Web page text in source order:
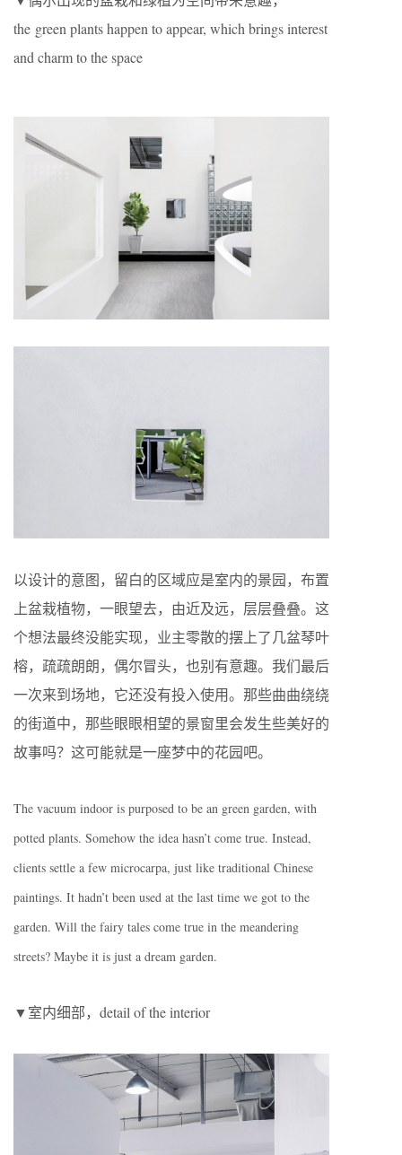
the green plants happen to appear, which brings interest
and charm to the space
以设计的意图，留白的区域应是室内的景园，布置
上盆栽植物，一眼望去，由近及远，层层叠叠。这
个想法最终没能实现，业主零散的摆上了几盆琴叶
榕，疏疏朗朗，偶尔冒头，也别有意趣。我们最后
一次来到场地，它还没有投入使用。那些曲曲绕绕
的街道中，那些眼眼相望的景窗里会发生些美好的
故事吗？这可能就是一座梦中的花园吧。
The vacuum indoor is purposed to be an green garden, with
potted plants. Somehow the idea hasn’t come true. Instead,
clients settle a few microcarpa, just like traditional Chinese
paintings. It hadn’t been used at the last time we got to the
garden. Will the fairy tales come true in the meandering
streets? Maybe it is just a dream garden.
▼室内细部，detail of the interior